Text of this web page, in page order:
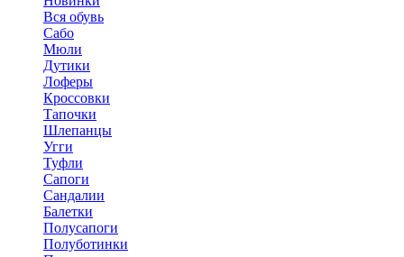
Вся обувь
Сабо
Мюли
Дутики
Лоферы
Кроссовки
Тапочки
Шлепанцы
Угги
Туфли
Сапоги
Сандалии
Балетки
Полусапоги
Полуботинки